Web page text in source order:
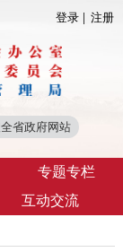
登录 注册
专题专栏
互动交流